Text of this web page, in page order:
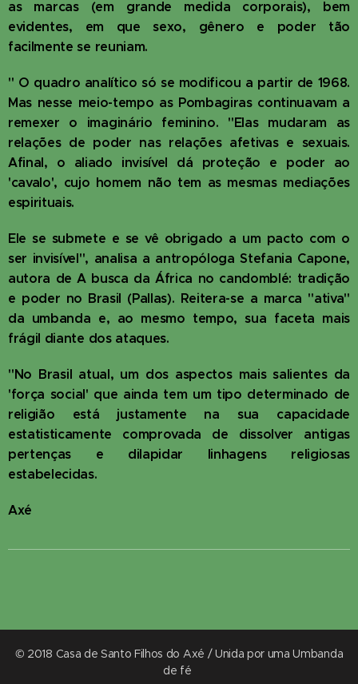
as marcas (em grande medida corporais), bem
evidentes, em que sexo, gênero e poder tão
facilmente se reuniam.
" O quadro analítico só se modificou a partir de 1968.
Mas nesse meio-tempo as Pombagiras continuavam a
remexer o imaginário feminino. "Elas mudaram as
relações de poder nas relações afetivas e sexuais.
Afinal, o aliado invisível dá proteção e poder ao
'cavalo', cujo homem não tem as mesmas mediações
espirituais.
Ele se submete e se vê obrigado a um pacto com o
ser invisível", analisa a antropóloga Stefania Capone,
autora de A busca da África no candomblé: tradição
e poder no Brasil (Pallas). Reitera-se a marca "ativa"
da umbanda e, ao mesmo tempo, sua faceta mais
frágil diante dos ataques.
"No Brasil atual, um dos aspectos mais salientes da
'força social' que ainda tem um tipo determinado de
religião está justamente na sua capacidade
estatisticamente comprovada de dissolver antigas
pertenças e dilapidar linhagens religiosas
estabelecidas.
Axé
© 2018 Casa de Santo Filhos do Axé / Unida por uma Umbanda
de fé